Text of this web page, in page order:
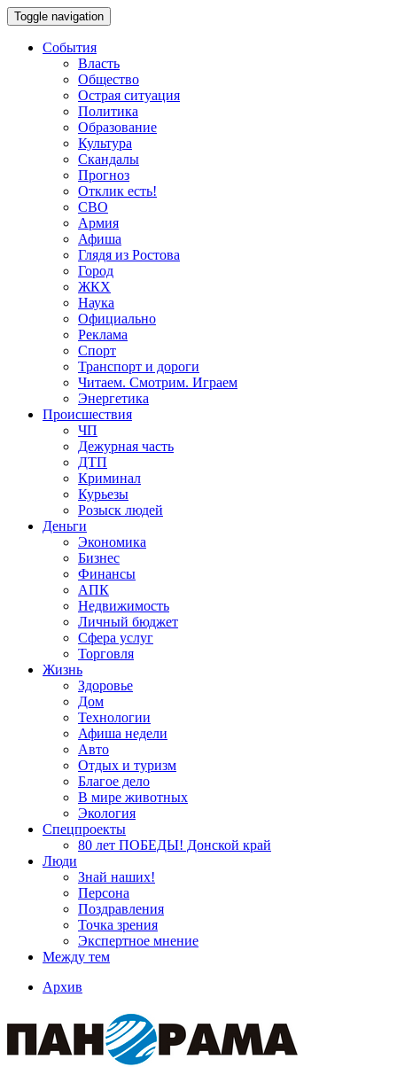
Toggle navigation
События
Власть
Общество
Острая ситуация
Политика
Образование
Культура
Скандалы
Прогноз
Отклик есть!
СВО
Армия
Афиша
Глядя из Ростова
Город
ЖКХ
Наука
Официально
Реклама
Спорт
Транспорт и дороги
Читаем. Смотрим. Играем
Энергетика
Происшествия
ЧП
Дежурная часть
ДТП
Криминал
Курьезы
Розыск людей
Деньги
Экономика
Бизнес
Финансы
АПК
Недвижимость
Личный бюджет
Сфера услуг
Торговля
Жизнь
Здоровье
Дом
Технологии
Афиша недели
Авто
Отдых и туризм
Благое дело
В мире животных
Экология
Спецпроекты
80 лет ПОБЕДЫ! Донской край
Люди
Знай наших!
Персона
Поздравления
Точка зрения
Экспертное мнение
Между тем
Архив